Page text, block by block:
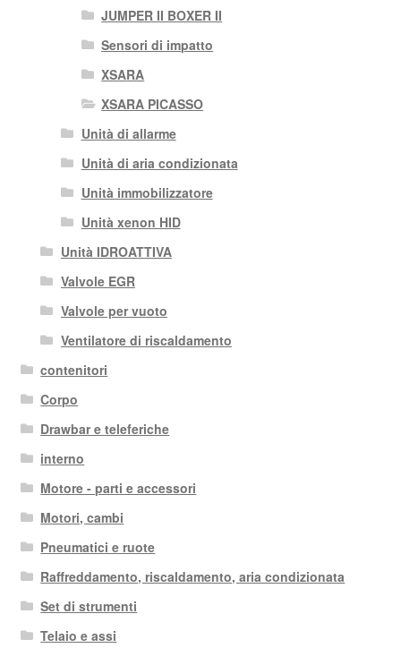
JUMPER II BOXER II
Sensori di impatto
XSARA
XSARA PICASSO
Unità di allarme
Unità di aria condizionata
Unità immobilizzatore
Unità xenon HID
Unità IDROATTIVA
Valvole EGR
Valvole per vuoto
Ventilatore di riscaldamento
contenitori
Corpo
Drawbar e teleferiche
interno
Motore - parti e accessori
Motori, cambi
Pneumatici e ruote
Raffreddamento, riscaldamento, aria condizionata
Set di strumenti
Telaio e assi